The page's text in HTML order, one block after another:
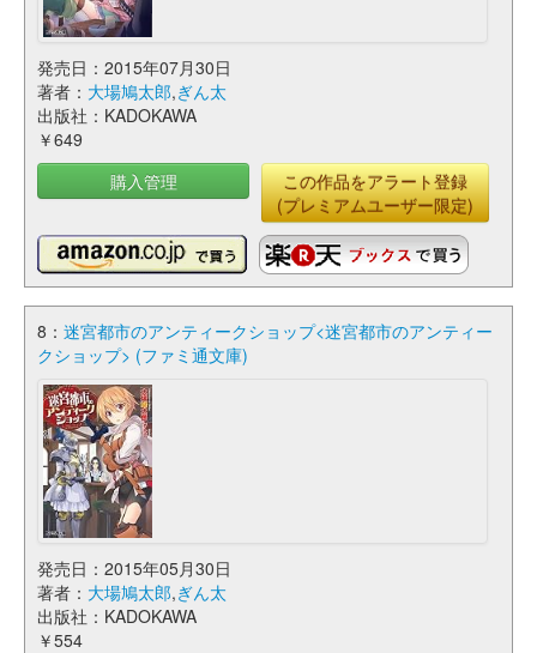
発売日：2015年07月30日
著者： 大場鳩太郎,ぎん太
出版社：KADOKAWA
￥649
購入管理
この作品をアラート登録
(プレミアムユーザー限定)
8： 迷宮都市のアンティークショップ<迷宮都市のアンティー
クショップ> (ファミ通文庫)
発売日：2015年05月30日
著者： 大場鳩太郎,ぎん太
出版社：KADOKAWA
￥554